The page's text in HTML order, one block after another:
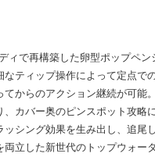
で再構築した卵型ポップペン
ティップ操作によって定点で
からのアクション継続が可能。
カバー奥のピンスポット攻略
シング効果を生み出し、追尾
立した新世代のトップウォー